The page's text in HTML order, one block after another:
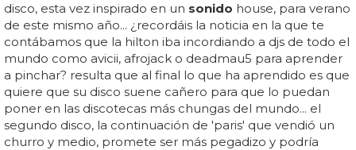
disco, esta vez inspirado en un sonido house, para verano
de este mismo año... ¿recordáis la noticia en la que te
contábamos que la hilton iba incordiando a djs de todo el
mundo como avicii, afrojack o deadmau5 para aprender
a pinchar? resulta que al final lo que ha aprendido es que
quiere que su disco suene cañero para que lo puedan
poner en las discotecas más chungas del mundo... el
segundo disco, la continuación de 'paris' que vendió un
churro y medio, promete ser más pegadizo y podría